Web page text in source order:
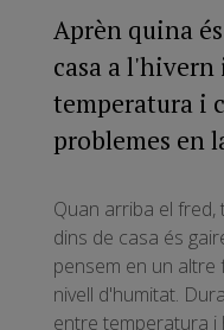
Aprèn quina
casa a
temperatura i
problemes en
Quan arriba el
dins de casa és
pensem en un altre
nivell d'humitat.
entre temperatura i